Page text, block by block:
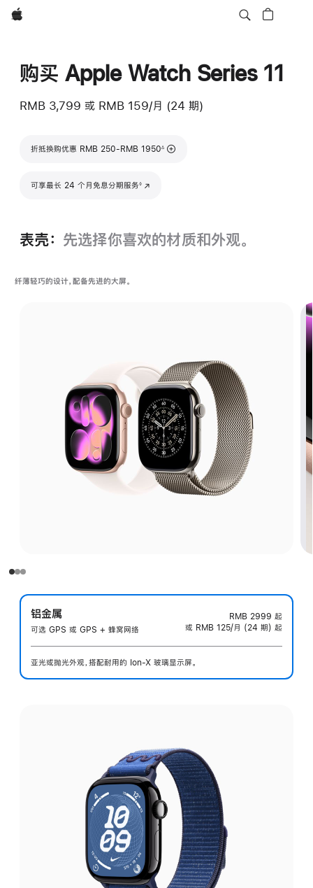
Apple
购买 Apple Watch Series 11
RMB 3,799 或 RMB 159/月 (24 期)
折抵换购优惠 RMB 250-RMB 1950
脚注
∆
可享最长 24 个月免息分期服务◊
(在新窗口中打开)
表壳： 先选择你喜欢的材质和外观。
纤薄轻巧的设计，配备先进的大屏。
铝金属
可选 GPS 或 GPS + 蜂窝网络
RMB 2999 起
或 RMB 125/月 (24 期) 起
亚光或抛光外观，搭配耐用的 Ion-X 玻璃显示屏。